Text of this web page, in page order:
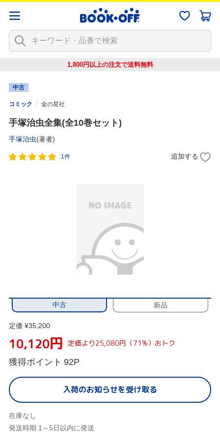
1,800円以上の注文で送料無料
中古
コミック 金の星社
手塚治虫全集(全10巻セット)
手塚治虫(著者)
1件 追加する
中古 新品
定価 ¥35,200
10,120円 定価より25,080円（71%）おトク
獲得ポイント 92P
入荷のお知らせを受け取る
在庫なし
発送時期 1～5日以内に発送